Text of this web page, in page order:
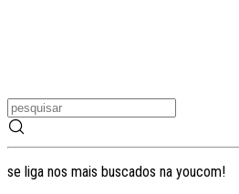
se liga nos mais buscados na youcom!